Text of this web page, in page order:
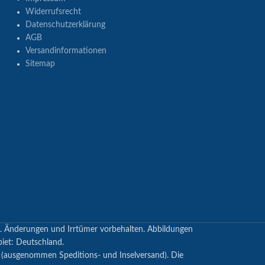
Widerrufsrecht
Datenschutzerklärung
AGB
Versandinformationen
Sitemap
Änderungen und Irrtümer vorbehalten. Abbildungen
Deutschland.
Speditions- und Inselversand). Die